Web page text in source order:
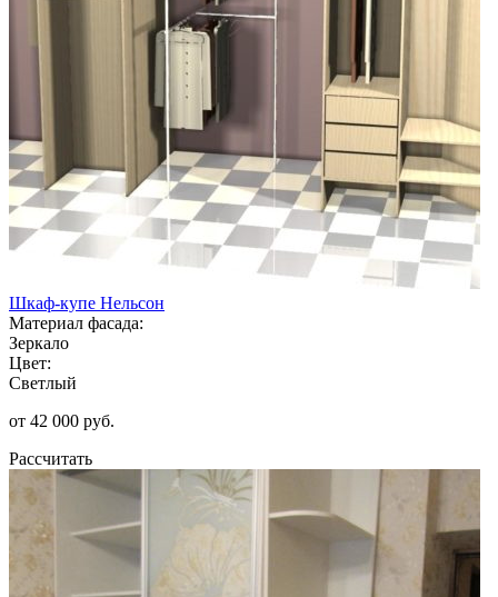
Шкаф-купе Нельсон
Материал фасада:
Зеркало
Цвет:
Светлый
от 42 000 руб.
Рассчитать